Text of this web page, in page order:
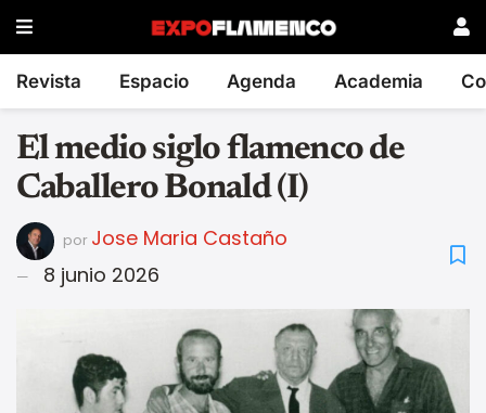
Revista Espacio Agenda Academia
El medio siglo flamenco de
Caballero Bonald (I)
por Jose Maria Castaño
8 junio 2026